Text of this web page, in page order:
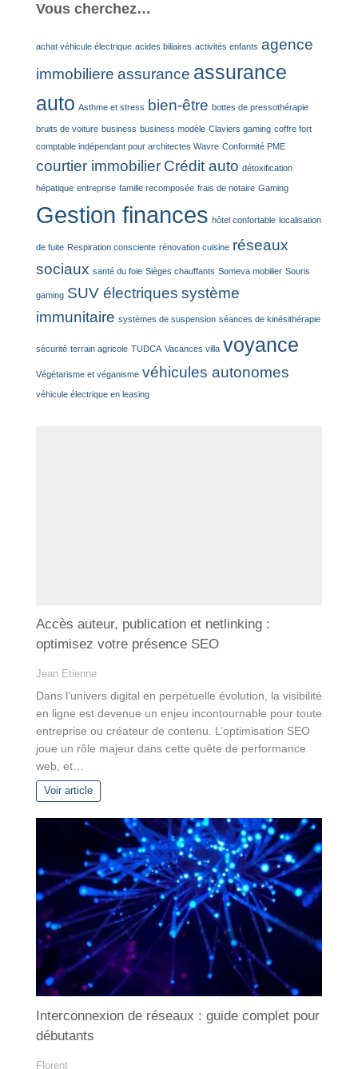
Vous cherchez…
achat véhicule électrique acides biliaires activités enfants agence
immobiliere assurance assurance
auto Asthme et stress bien-être bottes de pressothérapie
bruits de voiture business business modèle Claviers gaming coffre fort
comptable indépendant pour architectes Wavre Conformité PME
courtier immobilier Crédit auto détoxification
hépatique entreprise famille recomposée frais de notaire Gaming
Gestion finances hôtel confortable localisation
de fuite Respiration consciente rénovation cuisine réseaux
sociaux santé du foie Sièges chauffants Someva mobilier Souris
gaming SUV électriques système
immunitaire systèmes de suspension séances de kinésithérapie
sécurité terrain agricole TUDCA Vacances villa voyance
Végétarisme et véganisme véhicules autonomes
véhicule électrique en leasing
Accès auteur, publication et netlinking :
optimisez votre présence SEO
Jean Etienne
Dans l’univers digital en perpétuelle évolution, la visibilité
en ligne est devenue un enjeu incontournable pour toute
entreprise ou créateur de contenu. L’optimisation SEO
joue un rôle majeur dans cette quête de performance
web, et…
Voir article
Interconnexion de réseaux : guide complet pour
débutants
Florent